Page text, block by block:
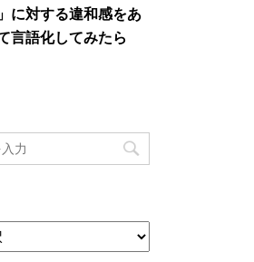
に対する違和感をあ
言語化してみたら